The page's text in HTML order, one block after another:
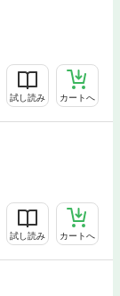
試し読み カートへ
試し読み カートへ